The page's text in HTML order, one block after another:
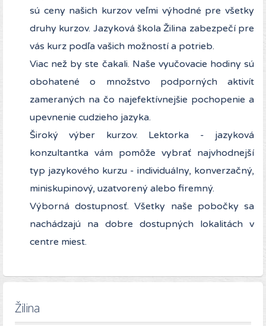
sú ceny našich kurzov veľmi výhodné pre všetky
druhy kurzov. Jazyková škola Žilina zabezpečí pre
vás kurz podľa vašich možností a potrieb.
Viac než by ste čakali. Naše vyučovacie hodiny sú
obohatené o množstvo podporných aktivít
zameraných na čo najefektívnejšie pochopenie a
upevnenie cudzieho jazyka.
Široký výber kurzov. Lektorka - jazyková
konzultantka vám pomôže vybrať najvhodnejší
typ jazykového kurzu - individuálny, konverzačný,
miniskupinový, uzatvorený alebo firemný.
Výborná dostupnosť. Všetky naše pobočky sa
nachádzajú na dobre dostupných lokalitách v
centre miest.
Žilina